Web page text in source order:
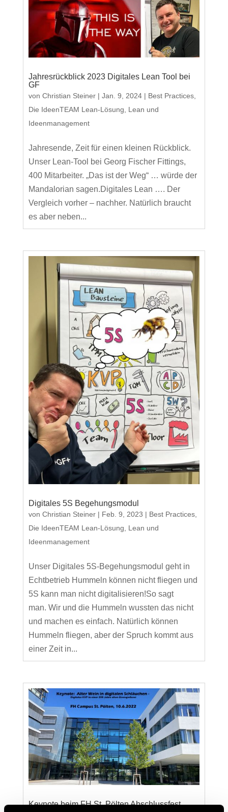
Jahresrückblick 2023 Digitales Lean Tool bei
GF
von Christian Steiner| Jan. 9, 2024| Best Practices,
Die IdeenTEAM Lean-Lösung
Lean und
Ideenmanagement
Jahresende, Zeit für einen kleinen Rückblick.
Unser Lean-Tool bei Georg Fischer Fittings,
400 Mitarbeiter. „Das ist der Weg“ … würde der
Mandalorian sagen.Digitales Lean …. Der
Vergleich vorher – nachher. Natürlich braucht
es aber neben...
Digitales 5S Begehungsmodul
von Christian Steiner| Feb. 9, 2023 | Best Practices,
Die IdeenTEAM Lean-Lösung, Lean und
Ideenmanagement
Unser Digitales 5S-Begehungsmodul geht in
Echtbetrieb Hummeln können nicht fliegen und
5S kann man nicht digitalisieren!So sagt
man. Wir und die Hummeln wussten das nicht
und machen es einfach. Natürlich können
Hummeln fliegen, aber der Spruch kommt aus
einer Zeit in...
Keynote beim FH St. Pölten Abschlussfest